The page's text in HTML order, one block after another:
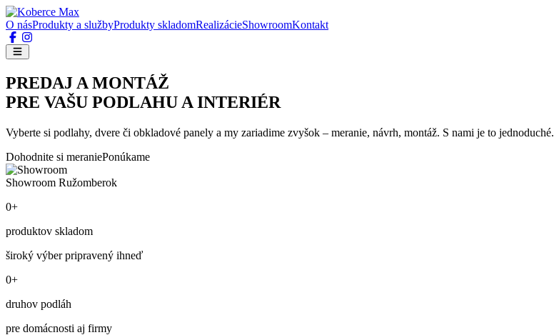
O násProdukty a službyProdukty skladomRealizácieShowroomKontakt
PREDAJ A MONTÁŽ
PRE VAŠU PODLAHU A INTERIÉR
Vyberte si podlahy, dvere či obkladové panely a my zariadime zvyšok – meranie, návrh, montáž. S nami je to jednoduché.
Dohodnite si meraniePonúkame
Showroom Ružomberok
0+
produktov skladom
široký výber pripravený ihneď
0+
druhov podláh
pre domácnosti aj firmy